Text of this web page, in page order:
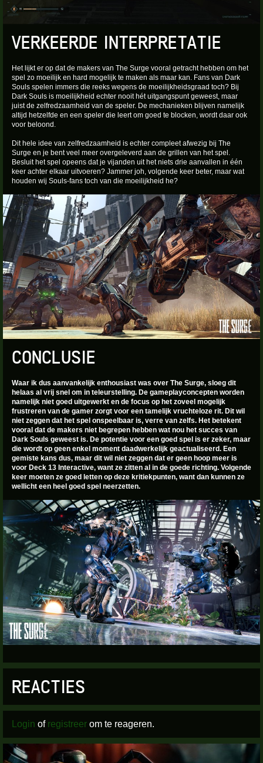
VERKEERDE INTERPRETATIE
Het lijkt er op dat de makers van The Surge vooral getracht hebben om het
spel zo moeilijk en hard mogelijk te maken als maar kan. Fans van Dark
Souls spelen immers die reeks wegens de moeilijkheidsgraad toch? Bij
Dark Souls is moeilijkheid echter nooit hét uitgangspunt geweest, maar
juist de zelfredzaamheid van de speler. De mechanieken blijven namelijk
altijd hetzelfde en een speler die leert om goed te blocken, wordt daar ook
voor beloond.
Dit hele idee van zelfredzaamheid is echter compleet afwezig bij The
Surge en je bent veel meer overgeleverd aan de grillen van het spel.
Besluit het spel opeens dat je vijanden uit het niets drie aanvallen in één
keer achter elkaar uitvoeren? Jammer joh, volgende keer beter, maar wat
houden wij Souls-fans toch van die moeilijkheid he?
CONCLUSIE
Waar ik dus aanvankelijk enthousiast was over The Surge, sloeg dit
helaas al vrij snel om in teleurstelling. De gameplayconcepten worden
namelijk niet goed uitgewerkt en de focus op het zoveel mogelijk
frustreren van de gamer zorgt voor een tamelijk vruchteloze rit. Dit wil
niet zeggen dat het spel onspeelbaar is, verre van zelfs. Het betekent
vooral dat de makers niet begrepen hebben wat nou het succes van
Dark Souls geweest is. De potentie voor een goed spel is er zeker, maar
die wordt op geen enkel moment daadwerkelijk geactualiseerd. Een
gemiste kans dus, maar dit wil niet zeggen dat er geen hoop meer is
voor Deck 13 Interactive, want ze zitten al in de goede richting. Volgende
keer moeten ze goed letten op deze kritiekpunten, want dan kunnen ze
wellicht een heel goed spel neerzetten.
REACTIES
Login of registreer om te reageren.